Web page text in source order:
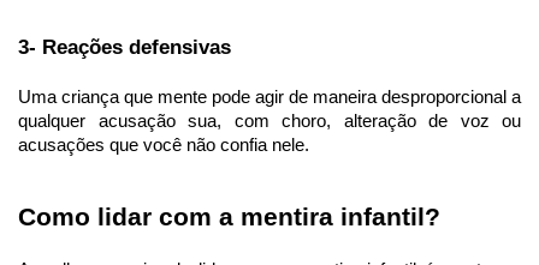
3- Reações defensivas
Uma criança que mente pode agir de maneira desproporcional a
qualquer acusação sua, com choro, alteração de voz ou
acusações que você não confia nele.
Como lidar com a mentira infantil?